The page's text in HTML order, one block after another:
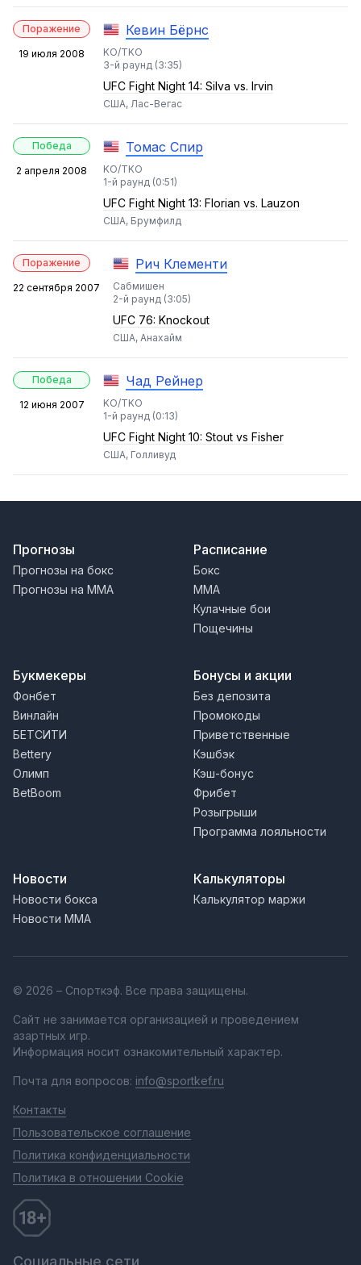
Поражение
19 июля 2008
Кевин Бёрнс
KO/TKO
3-й раунд (3:35)
UFC Fight Night 14: Silva vs. Irvin
США, Лас-Вегас
Победа
2 апреля 2008
Томас Спир
KO/TKO
1-й раунд (0:51)
UFC Fight Night 13: Florian vs. Lauzon
США, Брумфилд
Поражение
22 сентября 2007
Рич Клементи
Сабмишен
2-й раунд (3:05)
UFC 76: Knockout
США, Анахайм
Победа
12 июня 2007
Чад Рейнер
KO/TKO
1-й раунд (0:13)
UFC Fight Night 10: Stout vs Fisher
США, Голливуд
Прогнозы
Прогнозы на бокс
Прогнозы на MMA
Расписание
Бокс
MMA
Кулачные бои
Пощечины
Букмекеры
Фонбет
Винлайн
БЕТСИТИ
Bettery
Олимп
BetBoom
Бонусы и акции
Без депозита
Промокоды
Приветственные
Кэшбэк
Кэш-бонус
Фрибет
Розыгрыши
Программа лояльности
Новости
Новости бокса
Новости MMA
Калькуляторы
Калькулятор маржи
© 2026 – Спорткэф. Все права защищены.
Сайт не занимается организацией и проведением
азартных игр.
Информация носит ознакомительный характер.
Почта для вопросов: info@sportkef.ru
Контакты
Пользовательское соглашение
Политика конфиденциальности
Политика в отношении Cookie
Социальные сети